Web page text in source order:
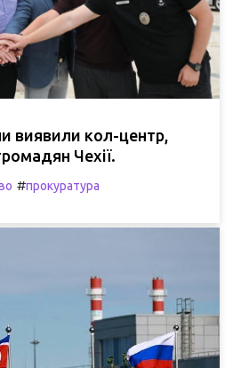
виявили кол-центр,
Чехії.
#прокуратура